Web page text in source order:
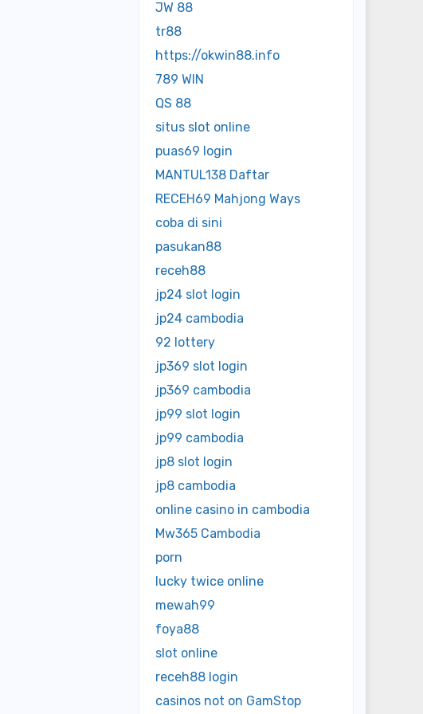
JW 88
tr88
https://okwin88.info
789 WIN
QS 88
situs slot online
puas69 login
MANTUL138 Daftar
RECEH69 Mahjong Ways
coba di sini
pasukan88
receh88
jp24 slot login
jp24 cambodia
92 lottery
jp369 slot login
jp369 cambodia
jp99 slot login
jp99 cambodia
jp8 slot login
jp8 cambodia
online casino in cambodia
Mw365 Cambodia
porn
lucky twice online
mewah99
foya88
slot online
receh88 login
casinos not on GamStop